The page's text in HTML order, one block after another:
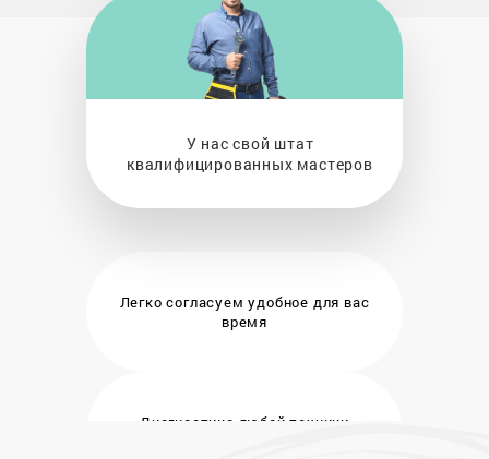
У нас свой штат
квалифицированных мастеров
Легко согласуем удобное для вас
время
Диагностика любой техники